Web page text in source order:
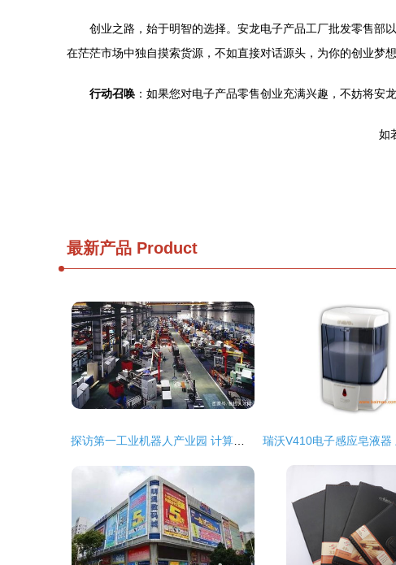
创业之路，始于明智的选择。安龙电子产品工厂批发零售部
在茫茫市场中独自摸索货源，不如直接对话源头，为你的创业梦
行动召唤 ：如果您对电子产品零售创业充满兴趣，不妨将安
如
最新产品 Product